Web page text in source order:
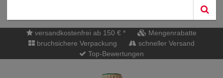
versandkostenfrei ab 150 € *
Mengenrabatte
bruchsichere Verpackung
schneller Versand
Top-Bewertungen